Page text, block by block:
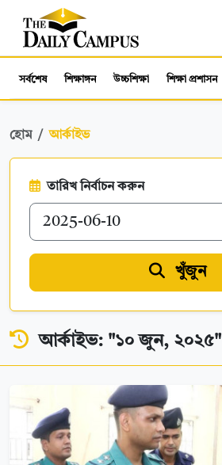
সর্বশেষ শিক্ষাঙ্গন উচ্চশিক্ষা শিক্ষা প্রশাসন
হোম আর্কাইভ
তারিখ নির্বাচন করুন
খুঁজুন
আর্কাইভ: "১০ জুন, ২০২৫"